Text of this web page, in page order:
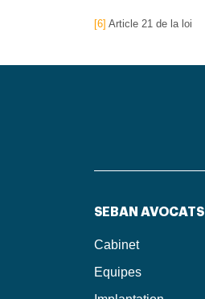
[6] Article 21 de la loi
SEBAN AVOCATS
Cabinet
Equipes